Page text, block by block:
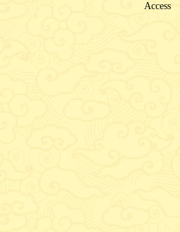
Access